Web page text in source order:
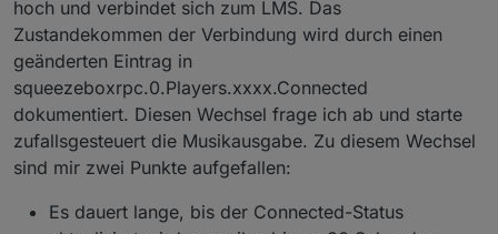
hoch und verbindet sich zum LMS. Das
Zustandekommen der Verbindung wird durch einen
geänderten Eintrag in
squeezeboxrpc.0.Players.xxxx.Connected
dokumentiert. Diesen Wechsel frage ich ab und starte
zufallsgesteuert die Musikausgabe. Zu diesem Wechsel
sind mir zwei Punkte aufgefallen:
Es dauert lange, bis der Connected-Status